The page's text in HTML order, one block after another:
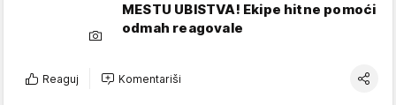
MESTU UBISTVA! Ekipe hitne pomoći
odmah reagovale
Reaguj Komentariši